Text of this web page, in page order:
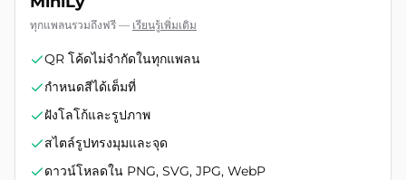
ทุกแพลนรวมถึงฟรี — เรียนรู้เพิ่มเติม
QR โค้ดไม่จำกัดในทุกแพลน
กำหนดสีได้เต็มที่
ฝังโลโก้และรูปภาพ
สไตล์รูปทรงมุมและจุด
ดาวน์โหลดใน PNG, SVG, JPG, WebP